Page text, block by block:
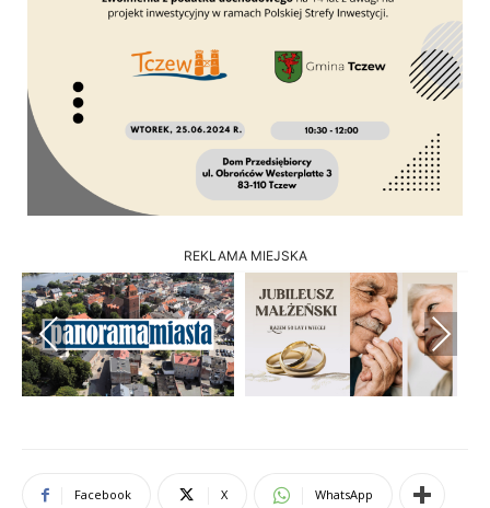
REKLAMA MIEJSKA
Previous Next
Facebook X WhatsApp